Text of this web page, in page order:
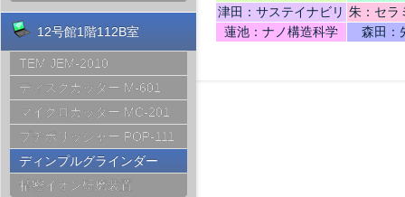
12号館1階112B室
TEM JEM-2010
ディスクカッター M-601
マイクロカッター MC-201
プチポリッシャー POP-111
ディンプルグラインダー
精密イオン研磨装置
津田：サステイナビリ
ティデザイン
朱：セラ
蓮池：ナノ構造科学
森田：